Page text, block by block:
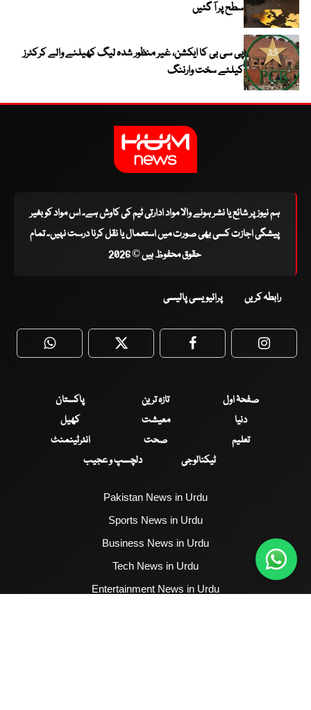
سطح پر آ گئیں
پی سی بی کا ایکشن، غیر منظور شدہ لیگ کھیلنے والے کرکٹرز
کیلئے سخت وارننگ
ہم نیوز پر شائع یا نشر ہونے والا مواد ادارتی ٹیم کی کاوش ہے۔ اس مواد کو بغیر
پیشگی اجازت کسی بھی صورت میں استعمال یا نقل کرنا درست نہیں۔ تمام
حقوق محفوظ ہیں © 2026
رابطہ کریں پرائیویسی پالیسی
WhatsApp Twitter Facebook
صفحۂ اول تازہ ترین
پاکستان
دنیا
معیشت
کھیل
تعلیم
صحت
انٹرٹینمنٹ
ٹیکنالوجی
دلچسپ و عجیب
Pakistan News in Urdu
Sports News in Urdu
Business News in Urdu
Tech News in Urdu
Entertainment News in Urdu